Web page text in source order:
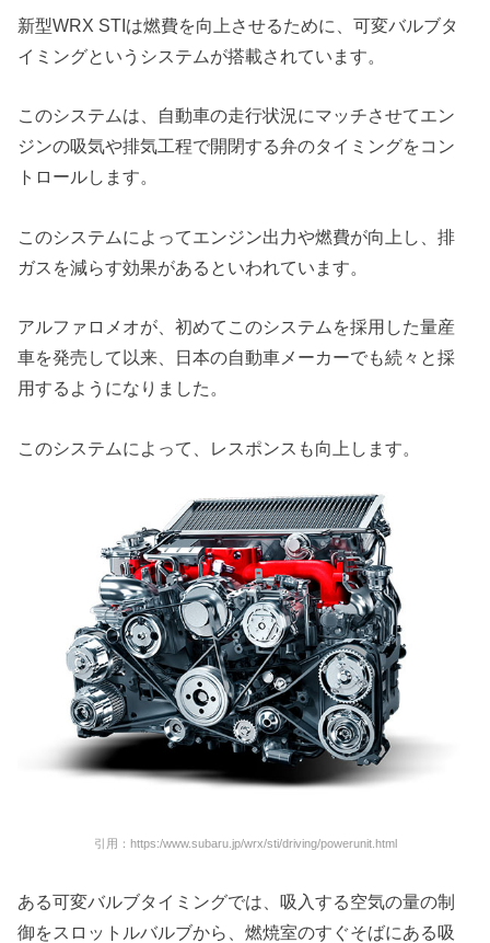
新型WRX STIは燃費を向上させるために、可変バルブタ
イミングというシステムが搭載されています。
このシステムは、自動車の走行状況にマッチさせてエン
ジンの吸気や排気工程で開閉する弁のタイミングをコン
トロールします。
このシステムによってエンジン出力や燃費が向上し、排
ガスを減らす効果があるといわれています。
アルファロメオが、初めてこのシステムを採用した量産
車を発売して以来、日本の自動車メーカーでも続々と採
用するようになりました。
このシステムによって、レスポンスも向上します。
引用：https:/www.subaru.jp/wrx/sti/driving/powerunit.html
ある可変バルブタイミングでは、吸入する空気の量の制
御をスロットルバルブから、燃焼室のすぐそばにある吸